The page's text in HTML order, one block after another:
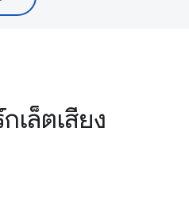
เล็ตเสียง